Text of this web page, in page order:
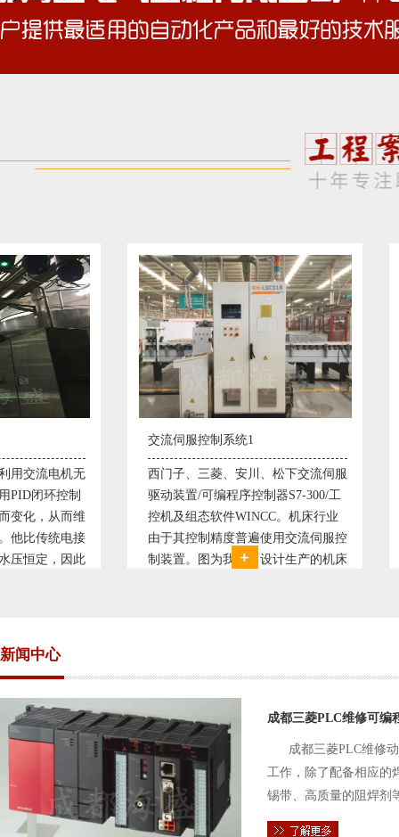
西门子、三菱、安川、松下交流伺服
驱动装置/可编程序控制器S7-300/工
控机及组态软件WINCC。机床行业
由于其控制精度普遍使用交流伺服控
制装置。图为我公司设计生产的机床
西门子、三菱、
驱动装置/可编程
控机及组态软件
由于其控制精度
制装置。图为我
新闻中心
成都三菱PLC维修可编
成都三菱PLC维修
工作，除了配备相应的
锡带、高质量的阻焊剂
件的电路及通信电缆。